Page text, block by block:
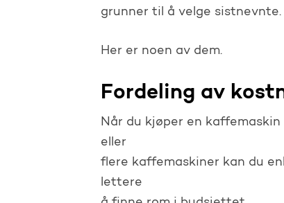
grunner til å velge sistnevnte.
Her er noen av dem.
Fordeling av
Når du kjøper en
eller
flere kaffemaskiner kan du
lettere